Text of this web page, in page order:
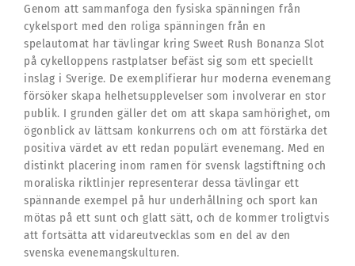
Genom att sammanfoga den fysiska spänningen från
cykelsport med den roliga spänningen från en
spelautomat har tävlingar kring Sweet Rush Bonanza Slot
på cykelloppens rastplatser befäst sig som ett speciellt
inslag i Sverige. De exemplifierar hur moderna evenemang
försöker skapa helhetsupplevelser som involverar en stor
publik. I grunden gäller det om att skapa samhörighet, om
ögonblick av lättsam konkurrens och om att förstärka det
positiva värdet av ett redan populärt evenemang. Med en
distinkt placering inom ramen för svensk lagstiftning och
moraliska riktlinjer representerar dessa tävlingar ett
spännande exempel på hur underhållning och sport kan
mötas på ett sunt och glatt sätt, och de kommer troligtvis
att fortsätta att vidareutvecklas som en del av den
svenska evenemangskulturen.